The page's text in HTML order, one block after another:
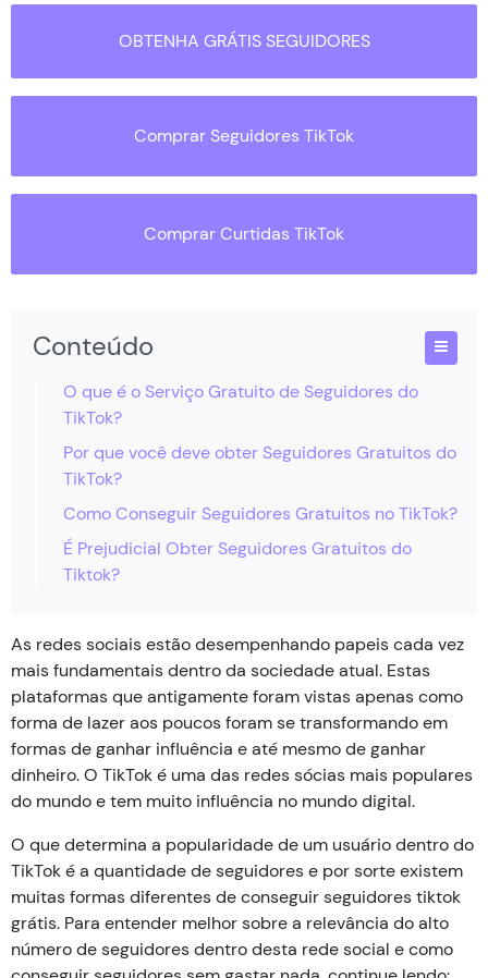
OBTENHA GRÁTIS SEGUIDORES
Comprar Seguidores TikTok
Comprar Curtidas TikTok
Conteúdo
O que é o Serviço Gratuito de Seguidores do
TikTok?
Por que você deve obter Seguidores Gratuitos do
TikTok?
Como Conseguir Seguidores Gratuitos no TikTok?
É Prejudicial Obter Seguidores Gratuitos do
Tiktok?
As redes sociais estão desempenhando papeis cada vez
mais fundamentais dentro da sociedade atual. Estas
plataformas que antigamente foram vistas apenas como
forma de lazer aos poucos foram se transformando em
formas de ganhar influência e até mesmo de ganhar
dinheiro. O TikTok é uma das redes sócias mais populares
do mundo e tem muito influência no mundo digital.
O que determina a popularidade de um usuário dentro do
TikTok é a quantidade de seguidores e por sorte existem
muitas formas diferentes de conseguir seguidores tiktok
grátis. Para entender melhor sobre a relevância do alto
número de seguidores dentro desta rede social e como